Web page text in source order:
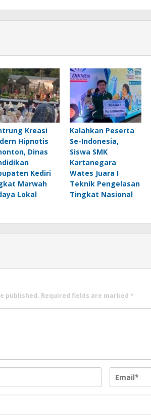
Kreasi
Hipnotis
Dinas
Kediri
Marwah
Lokal
Kalahkan Peserta
Se-Indonesia,
Siswa SMK
Kartanegara
Wates Juara I
Teknik Pengelasan
Tingkat Nasional
published. Required fields are marked *